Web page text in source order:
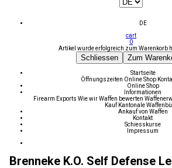
DE
cart
0
Artikel wurde erfolgreich zum Warenkorb
Schliessen Zum
Startseite
Öffnungszeiten Online Shop
Online Shop
Informationen
Firearm Exports Wie wir Waffen bewerten
Kauf Kantonale
Ankauf von Waffen
Kontakt
Schiesskurse
Impressum
Brenneke K.O. Self Defense